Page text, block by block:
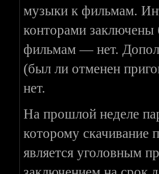
музыки к фильмам.
конторами
фильмам — нет.
(был ли отменен
нет.
На прошлой неделе
которому скачивание
является уголовным